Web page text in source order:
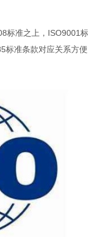
准之上，
准条款对应关系方便